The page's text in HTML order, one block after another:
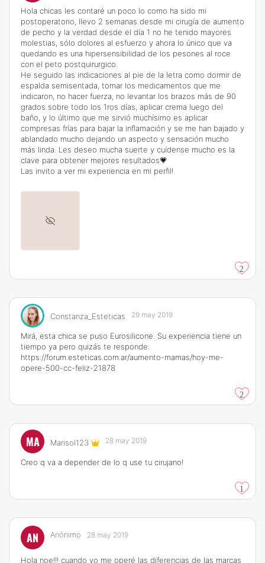
Hola chicas les contaré un poco lo como ha sido mi
postoperatorio, llevo 2 semanas desde mi cirugía de aumento
de pecho y la verdad desde el día 1 no he tenido mayores
molestias, sólo dolores al esfuerzo y ahora lo único que va
quedando es una hipersensibilidad de los pesones al roce
con el peto postquirurgico.
He seguido las indicaciones al pie de la letra como dormir de
espalda semisentada, tomar los medicamentos que me
indicaron, no hacer fuerza, no levantar los brazos más de 90
grados sobre todo los 1ros días, aplicar crema luego del
baño, y lo último que me sirvió muchísimo es aplicar
compresas frías para bajar la inflamación y se me han bajado y
ablandado mucho dejando un aspecto y sensación mucho
más linda. Les deseo mucha suerte y cuídense mucho es la
clave para obtener mejores resultados💗
Las invito a ver mi experiencia en mi perfil!
2
Constanza_Esteticas 29 may 2019
Mirá, esta chica se puso Eurosilicone. Su experiencia tiene un
tiempo ya pero quizás te responde:
https://forum.esteticas.com.ar/aumento-mamas/hoy-me-
opere-500-cc-feliz-21878
2
MA Marisol123 28 may 2019
Creo q va a depender de lo q use tu cirujano!
1
AN Anónimo 28 may 2019
Hola noe!!! cuando yo me operé las diferencias de las marcas